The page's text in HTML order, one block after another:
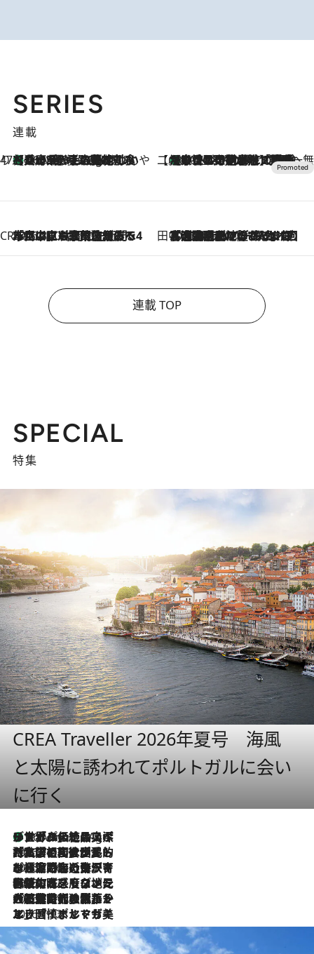
SERIES
連載
47都道府県の手みやげ ひんやりスイーツで夏を満喫
46 Minutes Ago
【兵庫県】この夏絶対食べたい 冷やしておいしいおやつ3選 淡路島の恵みをジェラートに集約 【CREA×星野リゾート】唯一無二。癒しと発見が待つ場所へ
2026.8.7
【トンボの足水浴】ヒノキの香りに包まれて涼感マックス！約13℃の湧水かけ流しを避暑地「星野温泉 トンボの湯」で体験
CREA'S CHOICE
2026.8.7
「立川にも歌舞伎があるんだよ」 片岡仁左衛門・市川中車ら豪華座組みで4年目の立川立飛歌舞伎へ 田中稲の勝手に再ブーム
2026.8.7
「湘南乃風に憧れて」観客大盛上がりの“タオル回し”に、ラッパー顔負けの高速歌唱まで…さだまさし（74）のアグレッシブすぎる現在地
連載 TOP
SPECIAL
特集
CREA Traveller 2026年夏号 海風
と太陽に誘われてポルトガルに会い
に行く
46 Minutes Ago
リスボンの絶品スイーツ「パステル・デ・ナタ」とは？ポルトガル伝統の奥深い世界へ
2026.7.27
「私の祖国はポルトガル語です」国民的詩人フェルナンド・ペソアと、彼が愛した文学の街を歩く
2026.7.26
ポルトガル近海が育む極上の海の幸。キリリと冷えた白ワインと愉しむ、シーフード専門店の贅沢
2026.7.22
伝統の味をモダンに昇華。高感度な地元客が集う、リスボンの最旬ガストロノミー
2026.7.21
大航海時代の栄華から、震災、独裁、そして革命へ。ポルトガル・首都リスボンの石畳に刻まれた「歴史の光と影」
2026.7.13
エッセイ・ヤマザキマリ「慎ましくも美しき国 ポルトガル」